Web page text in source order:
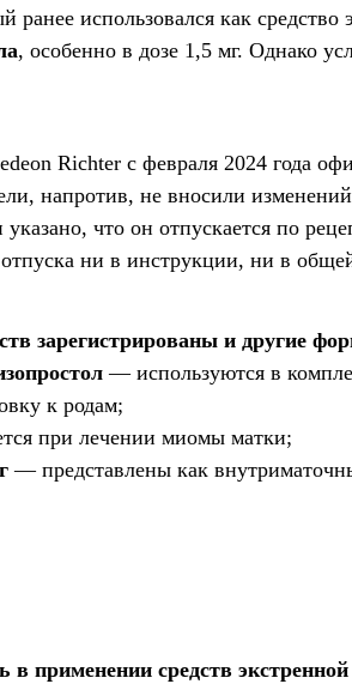
ранее использовался как
, особенно в дозе 1,5 мг. Однако
Richter с февраля 2024 года
напротив, не вносили
что он отпускается по
ни в инструкции, ни в
зарегистрированы и другие
— используются в
к родам;
при лечении миомы матки;
— представлены как
применении средств